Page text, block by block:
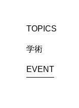
TOPICS
学術
EVENT